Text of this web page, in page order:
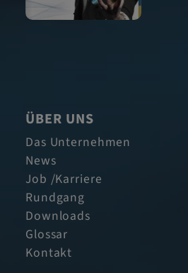
ÜBER UNS
Das Unternehmen
News
Job /Karriere
Rundgang
Downloads
Glossar
Kontakt